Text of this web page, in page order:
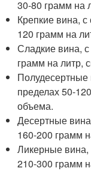
30-80 грамм на
Крепкие вина,
120 грамм на
Сладкие вина,
грамм на литр,
пределах 50-
объема.
Десертные
160-200 грамм
Ликерные вина,
210-300 грамм